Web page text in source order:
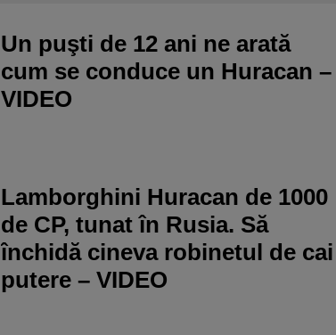
Un puşti de 12 ani ne arată
cum se conduce un Huracan –
VIDEO
Lamborghini Huracan de 1000
de CP, tunat în Rusia. Să
închidă cineva robinetul de cai
putere – VIDEO